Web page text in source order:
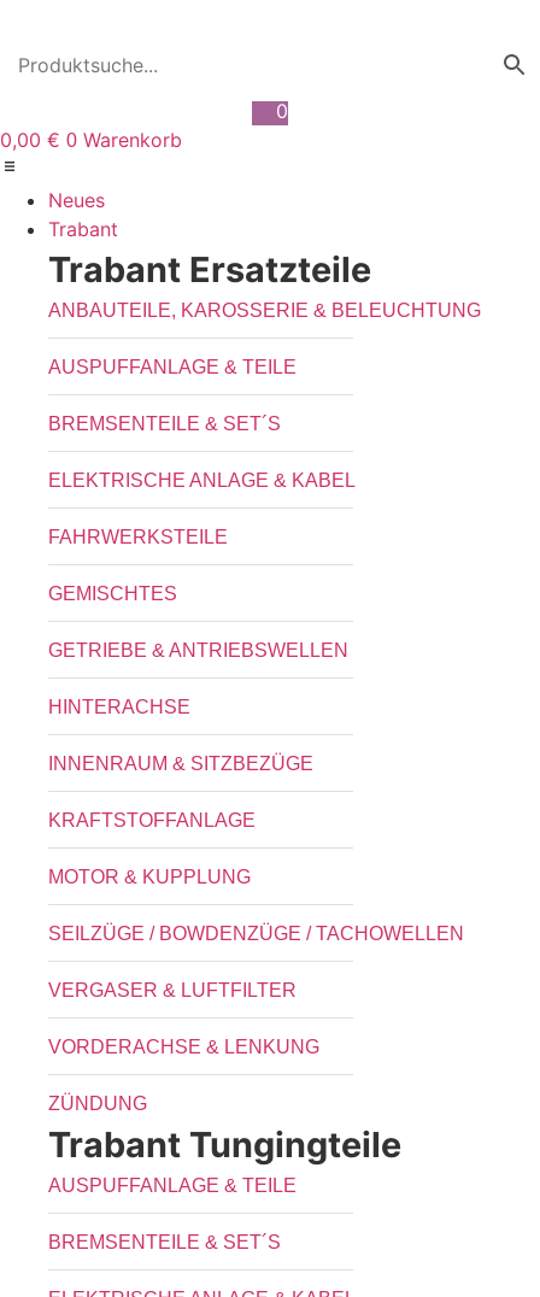
wechseln
0
0,00 € 0 Warenkorb
Neues
Trabant
Trabant Ersatzteile
ANBAUTEILE, KAROSSERIE & BELEUCHTUNG
AUSPUFFANLAGE & TEILE
BREMSENTEILE & SET´S
ELEKTRISCHE ANLAGE & KABEL
FAHRWERKSTEILE
GEMISCHTES
GETRIEBE & ANTRIEBSWELLEN
HINTERACHSE
INNENRAUM & SITZBEZÜGE
KRAFTSTOFFANLAGE
MOTOR & KUPPLUNG
SEILZÜGE / BOWDENZÜGE / TACHOWELLEN
VERGASER & LUFTFILTER
VORDERACHSE & LENKUNG
ZÜNDUNG
Trabant Tungingteile
AUSPUFFANLAGE & TEILE
BREMSENTEILE & SET´S